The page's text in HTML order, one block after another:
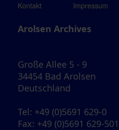
Kontakt Impressum
Arolsen Archives
Große Allee 5 - 9
34454 Bad Arolsen
Deutschland
Tel: +49 (0)5691 629-0
Fax: +49 (0)5691 629-501